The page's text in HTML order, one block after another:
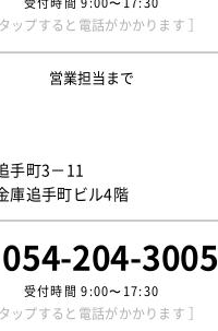
タップすると電話がかかります ］
営業担当まで
手町3－11
庫追手町ビル4階
054-204-3005
受付時間9:00〜17:30
タップすると電話がかかります ］